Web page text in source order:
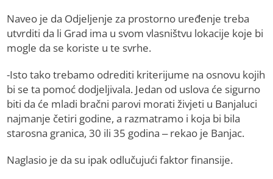
Naveo je da Odjeljenje za prostorno uređenje treba
utvrditi da li Grad ima u svom vlasništvu lokacije koje bi
mogle da se koriste u te svrhe.
-Isto tako trebamo odrediti kriterijume na osnovu kojih
bi se ta pomoć dodjeljivala. Jedan od uslova će sigurno
biti da će mladi bračni parovi morati živjeti u Banjaluci
najmanje četiri godine, a razmatramo i koja bi bila
starosna granica, 30 ili 35 godina – rekao je Banjac.
Naglasio je da su ipak odlučujući faktor finansije.